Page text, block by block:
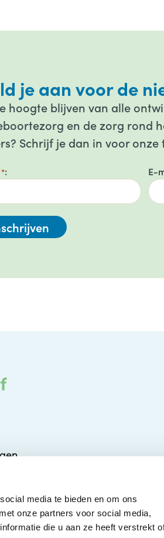
media te bieden en om ons
onze partners voor social media,
die u aan ze heeft verstrekt
je aan voor de
hoogte blijven van alle
en de zorg rond
Schrijf je dan in voor
* E-